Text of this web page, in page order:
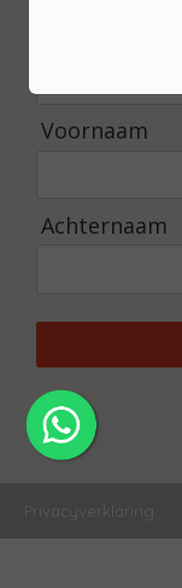
Voornaam
Achternaam
Privacyverklaring